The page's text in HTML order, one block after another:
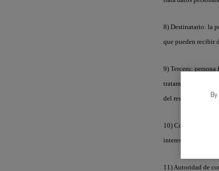
8) Destinatario: la
que pueden recibir
9) Tercero:
tratamiento, del
del responsable o
10)
interesado acepta,
11) Autoridad de